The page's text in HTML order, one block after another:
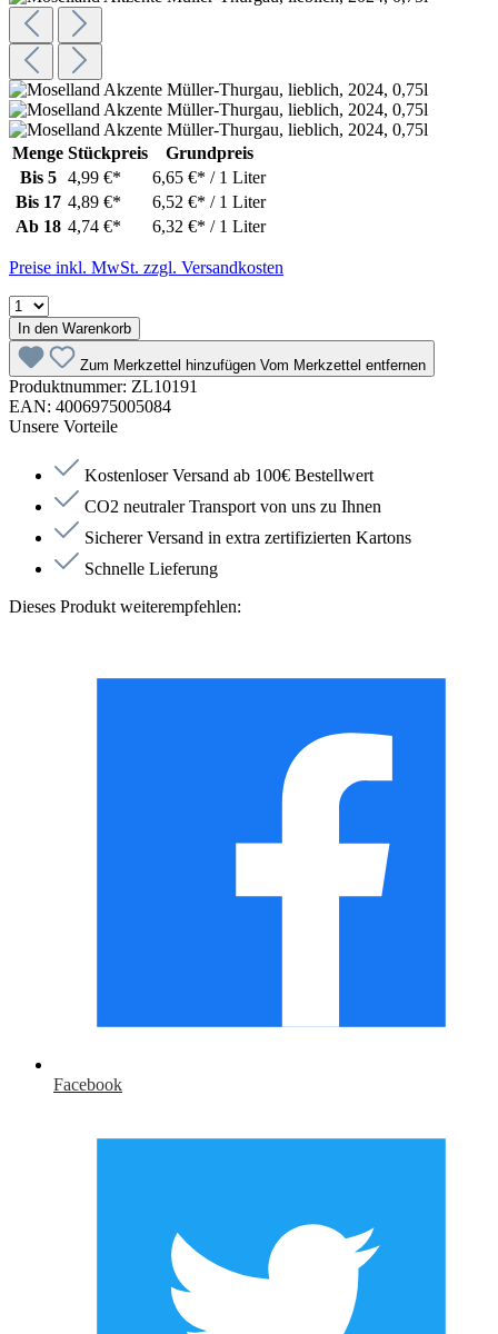
Menge Stückpreis
Grundpreis
Bis 5 4,99 €*
6,65 €* / 1 Liter
Bis 17 4,89 €*
6,52 €* / 1 Liter
Ab 18 4,74 €* 6,32 €* / 1 Liter
Preise inkl. MwSt. zzgl. Versandkosten
In den Warenkorb
Zum Merkzettel hinzufügen Vom Merkzettel entfernen
Produktnummer: ZL10191
EAN: 4006975005084
Unsere Vorteile
Kostenloser Versand ab 100€ Bestellwert
CO2 neutraler Transport von uns zu Ihnen
Sicherer Versand in extra zertifizierten Kartons
Schnelle Lieferung
Dieses Produkt weiterempfehlen:
Facebook